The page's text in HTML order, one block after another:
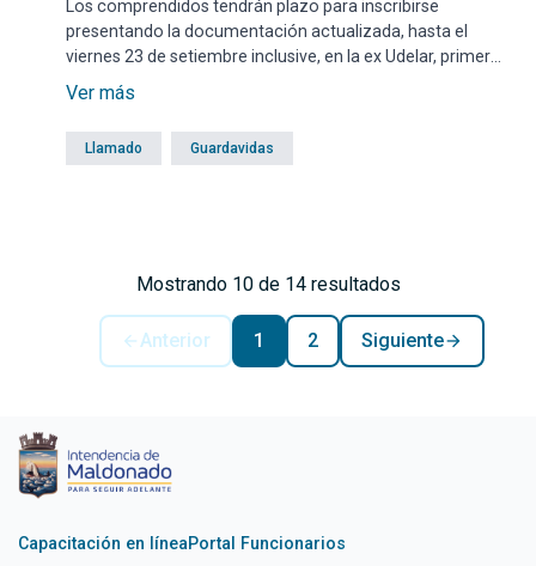
Los comprendidos tendrán plazo para inscribirse
presentando la documentación actualizada, hasta el
viernes 23 de setiembre inclusive, en la ex Udelar, primer
piso frente al Frontón del Campus, de lunes a viernes, en el
Ver más
Llamado Guardavidas
Mostrando 10 de 14 resultados
Anterior 1 2 Siguiente
Capacitación en líneaPortal Funcionarios